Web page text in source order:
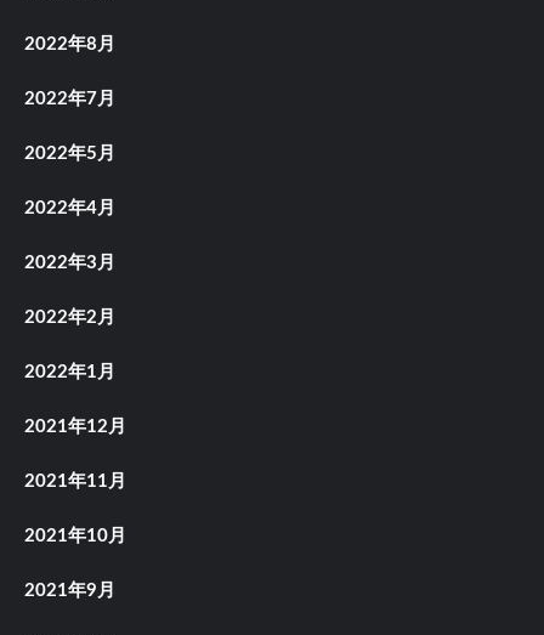
2022年8月
2022年7月
2022年5月
2022年4月
2022年3月
2022年2月
2022年1月
2021年12月
2021年11月
2021年10月
2021年9月